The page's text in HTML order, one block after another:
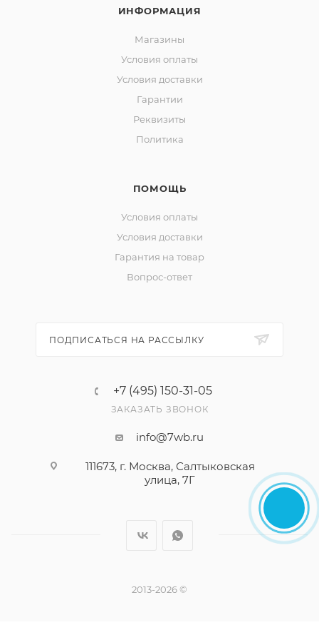
ИНФОРМАЦИЯ
Магазины
Условия оплаты
Условия доставки
Гарантии
Реквизиты
Политика
ПОМОЩЬ
Условия оплаты
Условия доставки
Гарантия на товар
Вопрос-ответ
ПОДПИСАТЬСЯ НА РАССЫЛКУ
+7 (495) 150-31-05
ЗАКАЗАТЬ ЗВОНОК
info@7wb.ru
111673, г. Москва, Салтыковская
улица, 7Г
2013-2026 ©